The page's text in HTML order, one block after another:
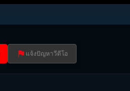
แจ้งปัญหาวีดีโอ